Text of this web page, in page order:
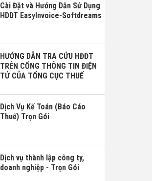
Cài Đặt và Hướng Dẫn Sử Dụng
HDDT EasyInvoice-Softdreams
HƯỚNG DẪN TRA CỨU HĐĐT
TRÊN CỔNG THÔNG TIN ĐIỆN
TỬ CỦA TỔNG CỤC THUẾ
Dịch Vụ Kế Toán (Báo Cáo
Thuế) Trọn Gói
Dịch vụ thành lập công ty,
doanh nghiệp - Trọn Gói